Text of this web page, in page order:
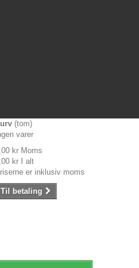
(tom)
varer
kr Moms
kr
I alt
er inklusiv moms
Til betaling